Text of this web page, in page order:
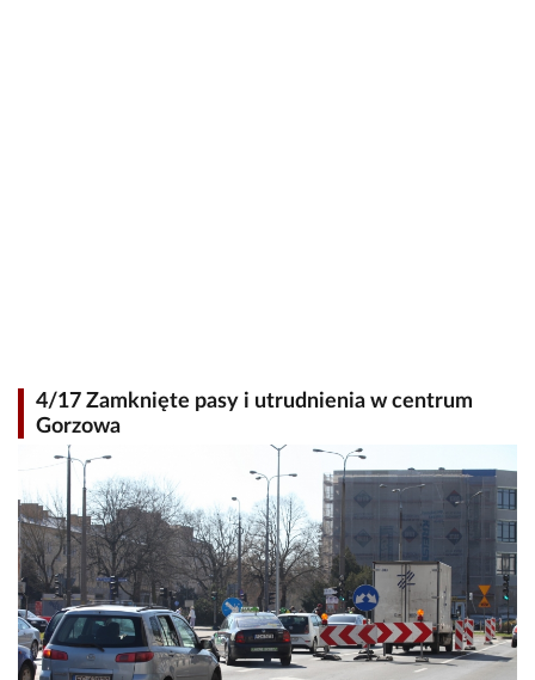
4/17 Zamknięte pasy i utrudnienia w centrum
Gorzowa